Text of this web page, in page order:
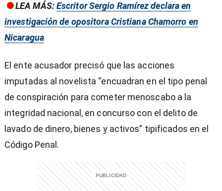
LEA MÁS:Escritor Sergio Ramírez declara en
investigación de opositora Cristiana Chamorro en
Nicaragua
El ente acusador precisó que las acciones
imputadas al novelista “encuadran en el tipo penal
de conspiración para cometer menoscabo a la
integridad nacional, en concurso con el delito de
lavado de dinero, bienes y activos” tipificados en el
Código Penal.